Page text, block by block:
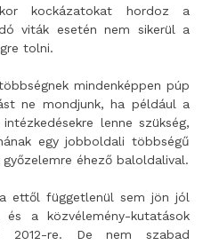
kockázatokat hordoz a
viták esetén nem sikerül a
tolni.
mindenképpen púp
ne mondjunk, ha például a
lenne szükség,
egy jobboldali többségű
éhező baloldalival.
ettől függetlenül sem jön jól
a közvélemény-kutatások
re. De nem szabad